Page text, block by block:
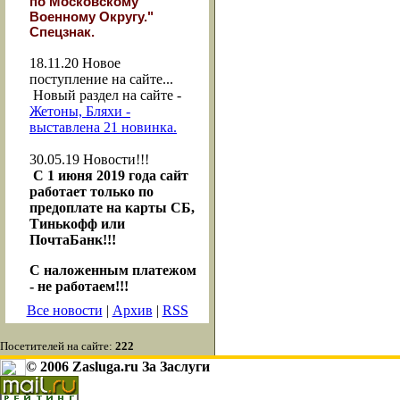
Военному Округу."
Спецзнак.
18.11.20 Новое
поступление на сайте...
Новый раздел на сайте -
Жетоны, Бляхи -
выставлена 21 новинка.
30.05.19 Новости!!!
С 1 июня 2019 года сайт
работает только по
предоплате на карты СБ,
Тинькофф или
ПочтаБанк!!!
С наложенным платежом
- не работаем!!!
Все новости | Архив | RSS
Посетителей на сайте: 222
© 2006 Zasluga.ru За Заслуги